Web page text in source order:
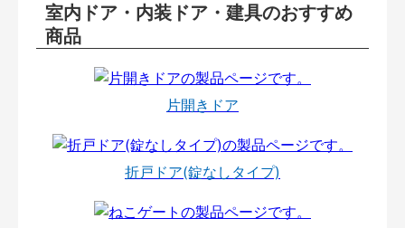
室内ドア・内装ドア・建具のおすすめ
商品
片開きドア
折戸ドア(錠なしタイプ)